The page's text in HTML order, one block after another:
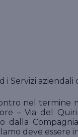
Servizi aziendali
nel termine
– Via del
dalla
deve essere